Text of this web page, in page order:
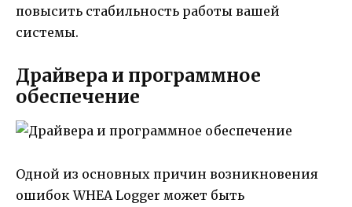
повысить стабильность работы вашей
системы.
Драйвера и программное
обеспечение
Одной из основных причин возникновения
ошибок WHEA Logger может быть